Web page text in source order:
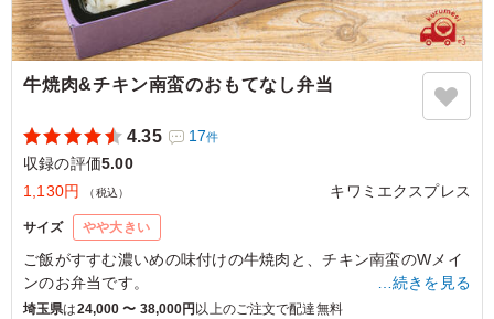
牛焼肉&チキン南蛮のおもてなし弁当
4.35 17件
収録の評価5.00
1,130円
（税込） キワミエクスプレス
サイズ やや大きい
ご飯がすすむ濃いめの味付けの牛焼肉と、チキン南蛮のWメイ
ンのお弁当です。
彩り豊かに盛り付けられた副菜が、KIWAMI EXPRESSのおも
…続きを見る
埼玉県は24,000 〜 38,000円 以上のご注文で配達無料